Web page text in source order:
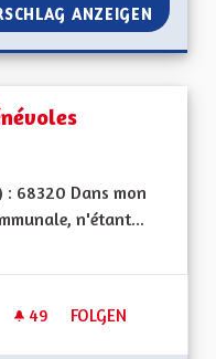
ANZEIGEN FAIRE
68320 Dans mon
n'étant...
49 49 FOLLOWER
FOLGEN
MOTIVATIONS